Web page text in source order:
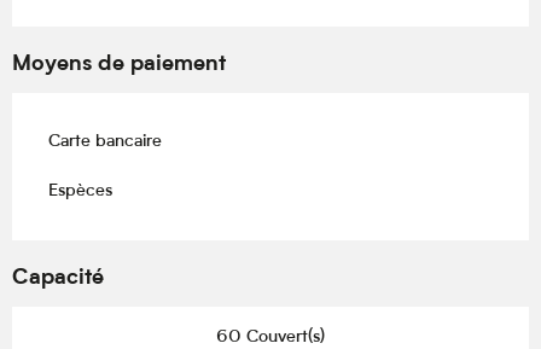
Moyens de paiement
Carte bancaire
Espèces
Capacité
60 Couvert(s)